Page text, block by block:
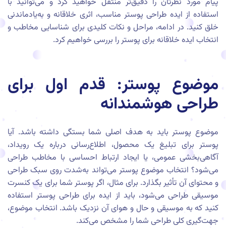
استفاده از ایده طراحی پوستر مناسب، اثری خلاقانه و به‌یادماندنی
خلق کنید. در ادامه، مراحل و نکات کلیدی برای شناسایی مخاطب و
انتخاب ایده خلاقانه برای پوستر را بررسی خواهیم کرد.
موضوع پوستر: قدم اول برای
طراحی هوشمندانه
موضوع پوستر باید به هدف اصلی شما بستگی داشته باشد. آیا
پوستر برای تبلیغ یک محصول، اطلاع‌رسانی درباره یک رویداد،
آگاهی‌بخشی عمومی، یا ایجاد ارتباط احساسی با مخاطب طراحی
می‌شود؟ انتخاب موضوع پوستر می‌تواند به‌شدت روی سبک طراحی
و محتوای آن تأثیر بگذارد. برای مثال، اگر پوستر شما برای یک کنسرت
موسیقی طراحی می‌شود، باید از ایده برای طراحی پوستر استفاده
کنید که به موسیقی و حال و هوای آن نزدیک باشد. انتخاب موضوع،
جهت‌گیری کلی طراحی شما را مشخص می‌کند.